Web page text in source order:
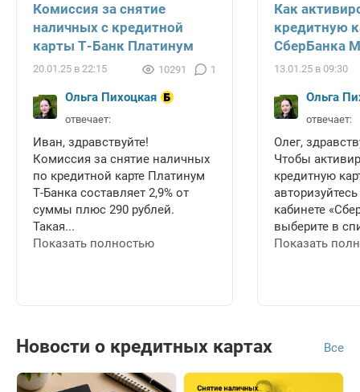
Комиссия за снятие
наличных с кредитной
карты Т-Банк Платинум
20.01.25 в 22:15 10291 1
Ольга Пихоцкая
отвечает:
Иван, здравствуйте!
Комиссия за снятие наличных
по кредитной карте Платинум
Т-Банка составляет 2,9% от
суммы плюс 290 рублей.
Такая...
Показать полностью
Как
кредитную
СберБанка
13.01.25 в 09:30
Ольга
отвечает:
Олег,
Чтобы
кредитную
кабинете
выберите в
Показать
Новости о кредитных картах Все